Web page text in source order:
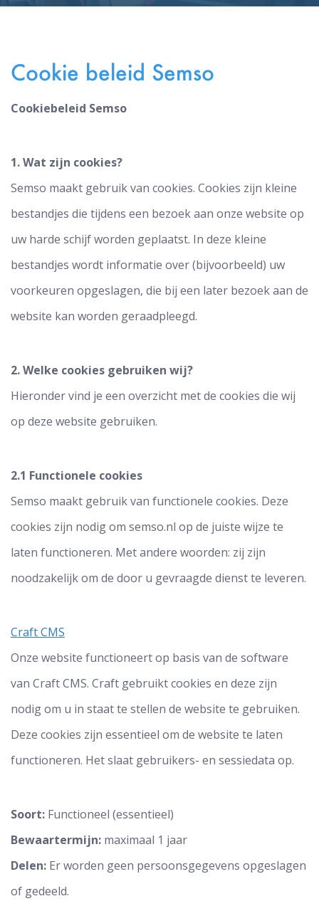
Cookie beleid Semso
Cookiebeleid Semso
1. Wat zijn cookies?
Semso maakt gebruik van cookies. Cookies zijn kleine
bestandjes die tijdens een bezoek aan onze website op
uw harde schijf worden geplaatst. In deze kleine
bestandjes wordt informatie over (bijvoorbeeld) uw
voorkeuren opgeslagen, die bij een later bezoek aan de
website kan worden geraadpleegd.
2. Welke cookies gebruiken wij?
Hieronder vind je een overzicht met de cookies die wij
op deze website gebruiken.
2.1 Functionele cookies
Semso maakt gebruik van functionele cookies. Deze
cookies zijn nodig om semso.nl op de juiste wijze te
laten functioneren. Met andere woorden: zij zijn
noodzakelijk om de door u gevraagde dienst te leveren.
Craft CMS
Onze website functioneert op basis van de software
van Craft CMS. Craft gebruikt cookies en deze zijn
nodig om u in staat te stellen de website te gebruiken.
Deze cookies zijn essentieel om de website te laten
functioneren. Het slaat gebruikers- en sessiedata op.
Soort: Functioneel (essentieel)
Bewaartermijn: maximaal 1 jaar
Delen: Er worden geen persoonsgegevens opgeslagen
of gedeeld.